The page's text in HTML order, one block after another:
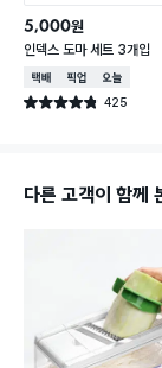
5,000원
인덱스 도마 세트 3개입
택배배송매장픽업오늘배송
별점 4.8점 425
건 작성
다른 고객이 함께